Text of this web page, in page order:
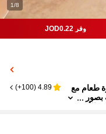
1/8
وفر JOD0.22
طعام مع
طعام،
4.89
(
100+
)